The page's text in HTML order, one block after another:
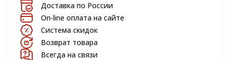
Доставка по России
On-line оплата на сайте
Система скидок
Возврат товара
Всегда на связи